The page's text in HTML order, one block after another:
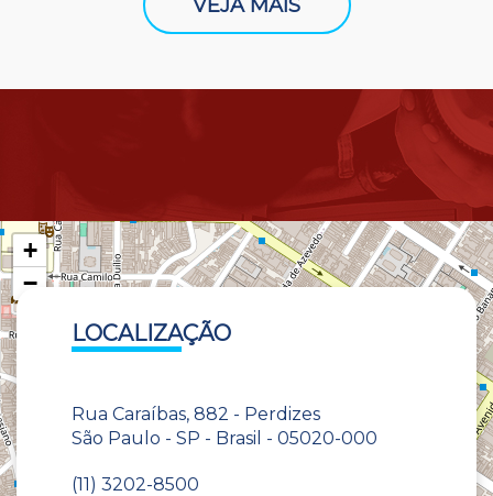
VEJA MAIS
+
−
LOCALIZAÇÃO
Rua Caraíbas, 882 - Perdizes
São Paulo - SP - Brasil - 05020-000
(11) 3202-8500